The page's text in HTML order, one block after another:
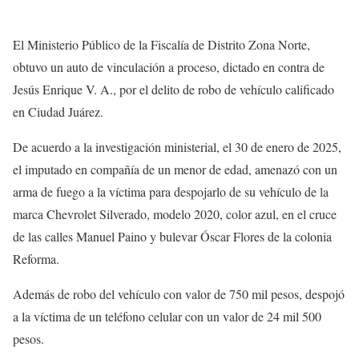
El Ministerio Público de la Fiscalía de Distrito Zona Norte,
obtuvo un auto de vinculación a proceso, dictado en contra de
Jesús Enrique V. A., por el delito de robo de vehículo calificado
en Ciudad Juárez.
De acuerdo a la investigación ministerial, el 30 de enero de 2025,
el imputado en compañía de un menor de edad, amenazó con un
arma de fuego a la víctima para despojarlo de su vehículo de la
marca Chevrolet Silverado, modelo 2020, color azul, en el cruce
de las calles Manuel Paino y bulevar Óscar Flores de la colonia
Reforma.
Además de robo del vehículo con valor de 750 mil pesos, despojó
a la víctima de un teléfono celular con un valor de 24 mil 500
pesos.